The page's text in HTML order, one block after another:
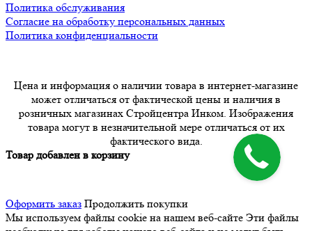
Политика обслуживания
Согласие на обработку персональных данных
Политика конфиденциальности
Цена и информация о наличии товара в интернет-магазине
может отличаться от фактической цены и наличия в
розничных магазинах Стройцентра Инком. Изображения
товара могут в незначительной мере отличаться от их
фактического вида.
Товар добавлен в корзину
Оформить заказ Продолжить покупки
Мы используем файлы cookie на нашем веб-сайте Эти файлы